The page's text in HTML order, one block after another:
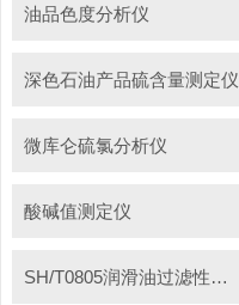
油品色度分析仪
深色石油产品硫含量测定仪
微库仑硫氯分析仪
酸碱值测定仪
SH/T0805润滑油过滤性测定仪